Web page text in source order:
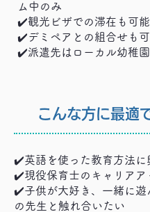
ム中のみ
✔️観光ビザでの滞在も可能
✔️デミペアとの組合せも
✔️派遣先はローカル幼稚園
こんな方に最適
✔️英語を使った教育方法に
✔️現役保育士のキャリアア
✔️子供が大好き、一緒に遊
の先生と触れ合いたい